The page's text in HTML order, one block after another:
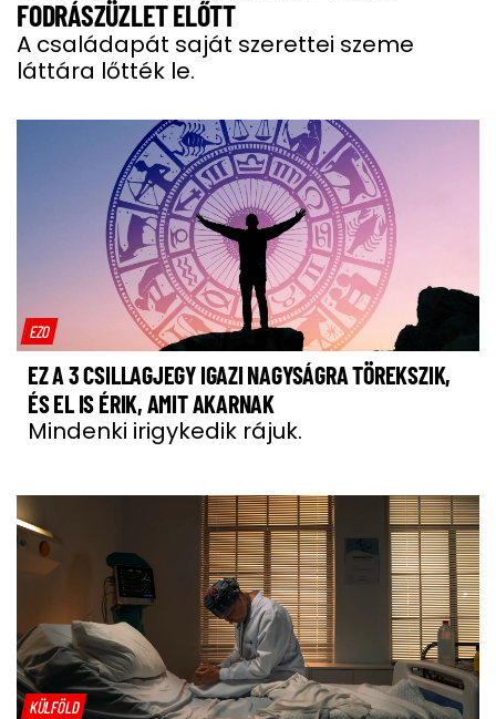
FODRÁSZÜZLET ELŐTT
A családapát saját szerettei szeme
láttára lőtték le.
EZO
EZ A 3 CSILLAGJEGY IGAZI NAGYSÁGRA TÖREKSZIK,
ÉS EL IS ÉRIK, AMIT AKARNAK
Mindenki irigykedik rájuk.
KÜLFÖLD